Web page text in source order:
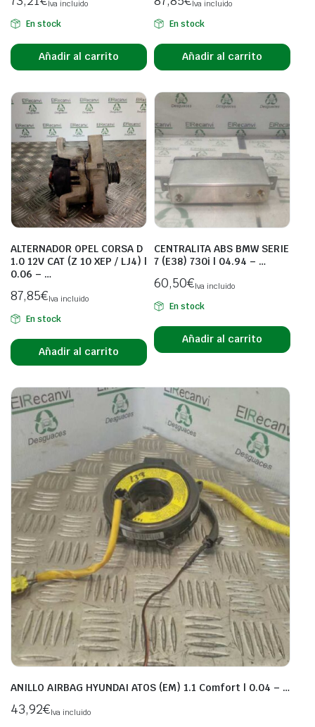
Iva incluido
En stock
Añadir al carrito
Iva incluido
En stock
Añadir al carrito
ALTERNADOR OPEL CORSA D
1.0 12V CAT (Z 10 XEP / LJ4) |
0.06 – …
87,85€Iva incluido
En stock
Añadir al carrito
CENTRALITA ABS BMW SERIE
7 (E38) 730i | 04.94 – …
60,50€Iva incluido
En stock
Añadir al carrito
ANILLO AIRBAG HYUNDAI ATOS (EM) 1.1 Comfort | 0.04 – …
43,92€Iva incluido